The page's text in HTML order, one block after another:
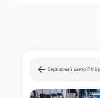
Сервисный центр